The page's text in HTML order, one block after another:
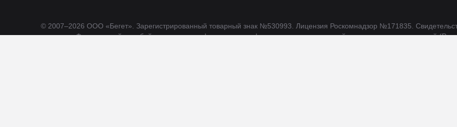
© 2007–2026 ООО «Бегет». Зарегистрированный товарный знак №530993. Лицензия Роскомнадзор №171835.
выданное Федеральной службой по надзору в сфере связи, информационных технологий и массовых коммуникаций